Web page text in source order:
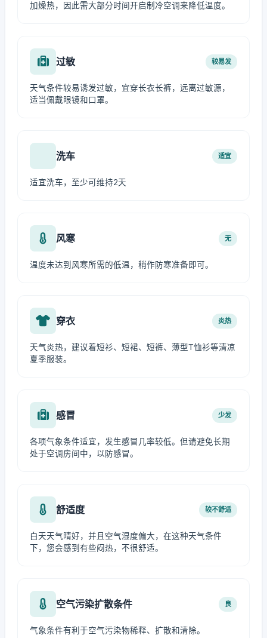
加燥热，因此需大部分时间开启制冷空调来降低温度。
过敏 较易发
天气条件较易诱发过敏，宜穿长衣长裤，远离过敏源，
适当佩戴眼镜和口罩。
洗车 适宜
适宜洗车，至少可维持2天
风寒 无
温度未达到风寒所需的低温，稍作防寒准备即可。
穿衣 炎热
天气炎热，建议着短衫、短裙、短裤、薄型T恤衫等清凉
夏季服装。
感冒 少发
各项气象条件适宜，发生感冒几率较低。但请避免长期
处于空调房间中，以防感冒。
舒适度 较不舒适
白天天气晴好，并且空气湿度偏大，在这种天气条件
下，您会感到有些闷热，不很舒适。
空气污染扩散条件 良
气象条件有利于空气污染物稀释、扩散和清除。